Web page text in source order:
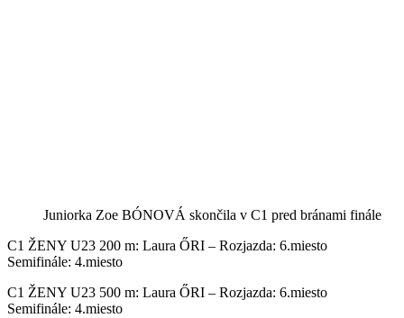
Juniorka Zoe BÓNOVÁ skončila v C1 pred bránami finále
C1 ŽENY U23 200 m: Laura ŐRI – Rozjazda: 6.miesto
Semifinále: 4.miesto
C1 ŽENY U23 500 m: Laura ŐRI – Rozjazda: 6.miesto
Semifinále: 4.miesto